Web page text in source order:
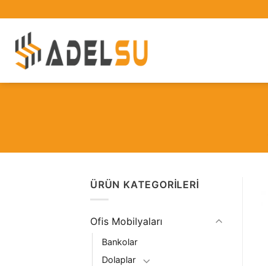
atla
ÜRÜN KATEGORILERI
Ofis Mobilyaları
Bankolar
Dolaplar